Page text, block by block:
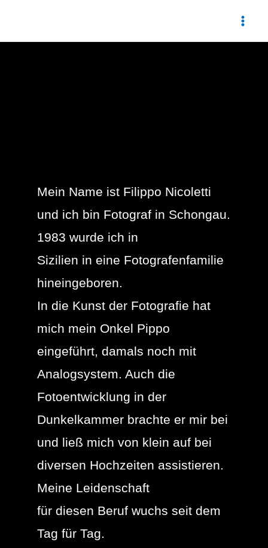
Mein Name ist Filippo Nicoletti
und ich bin Fotograf in Schongau.
1983 wurde ich in
Sizilien in eine Fotografenfamilie
hineingeboren.
In die Kunst der Fotografie hat
mich mein Onkel Pippo
eingeführt, damals noch mit
Analogsystem. Auch die
Fotoentwicklung in der
Dunkelkammer brachte er mir bei
und ließ mich von klein auf bei
diversen Hochzeiten assistieren.
Meine Leidenschaft
für diesen Beruf wuchs seit dem
Tag für Tag.